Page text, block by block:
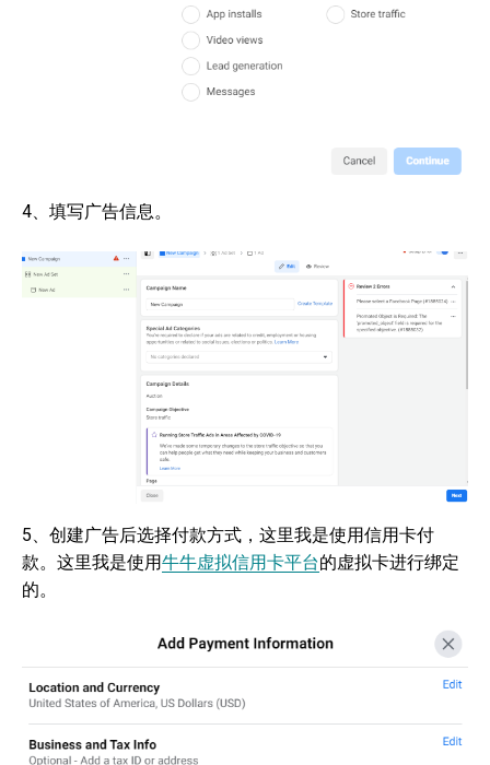
4、填写广告信息。
5、创建广告后选择付款方式，这里我是使用信用卡付
款。这里我是使用牛牛虚拟信用卡平台的虚拟卡进行绑定
的。